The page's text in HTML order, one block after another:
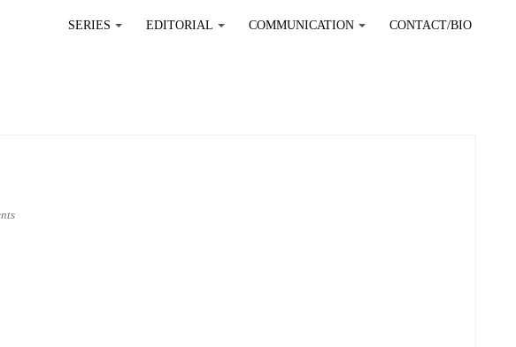
SERIES EDITORIAL COMMUNICATION CONTACT/BIO